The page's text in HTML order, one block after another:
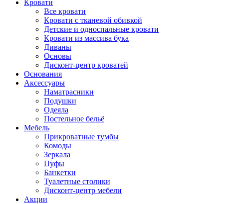
Кровати
Все кровати
Кровати с тканевой обивкой
Детские и односпальные кровати
Кровати из массива бука
Диваны
Основы
Дисконт-центр кроватей
Основания
Аксессуары
Наматрасники
Подушки
Одеяла
Постельное бельё
Мебель
Прикроватные тумбы
Комоды
Зеркала
Пуфы
Банкетки
Туалетные столики
Дисконт-центр мебели
Акции